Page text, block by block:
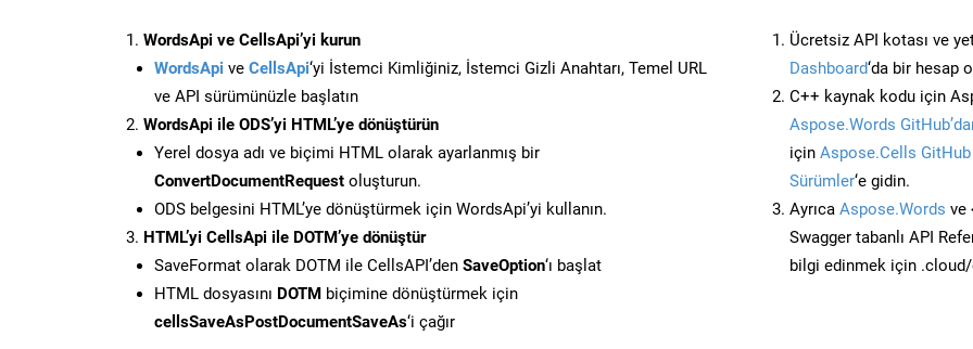
WordsApi ve CellsApi’yi kurun
WordsApi ve CellsApi‘yi İstemci Kimliğiniz, İstemci Gizli Anahtarı, Temel URL
ve API sürümünüzle başlatın
WordsApi ile ODS’yi HTML’ye dönüştürün
Yerel dosya adı ve biçimi HTML olarak ayarlanmış bir
ConvertDocumentRequest oluşturun.
ODS belgesini HTML’ye dönüştürmek için WordsApi’yi kullanın.
HTML’yi CellsApi ile DOTM’ye dönüştür
SaveFormat olarak DOTM ile CellsAPI’den SaveOption‘ı başlat
HTML dosyasını DOTM biçimine dönüştürmek için
cellsSaveAsPostDocumentSaveAs‘i çağır
Ücretsiz API kotası ve
Dashboard‘da bir hesap
C++ kaynak kodu için
Aspose.Words
için Aspose.Cells GitHub
Sürümler‘e gidin.
Ayrıca Aspose.Words ve
Swagger tabanlı API
bilgi edinmek için